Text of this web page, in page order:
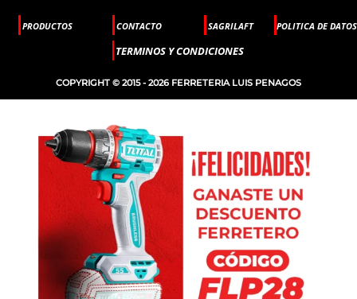
PRODUCTOS CONTACTO SAGRILAFT POLITICA DE DATOS
TERMINOS Y CONDICIONES
COPYRIGHT © 2015 - 2026 FERRETERIA LUIS PENAGOS